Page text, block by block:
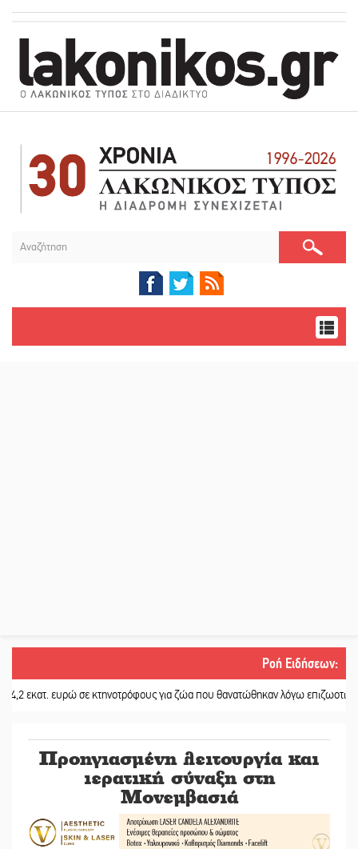
Ροή Ειδήσεων:
ευρώ σε κτηνοτρόφους για ζώα που θανατώθηκαν λόγω επιζωοτιών || Η
Προηγιασμένη λειτουργία και
ιερατική σύναξη στη
Μονεμβασιά